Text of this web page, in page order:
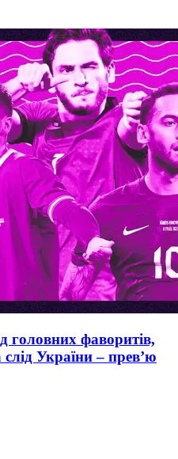
головних фаворитів,
України – прев’ю